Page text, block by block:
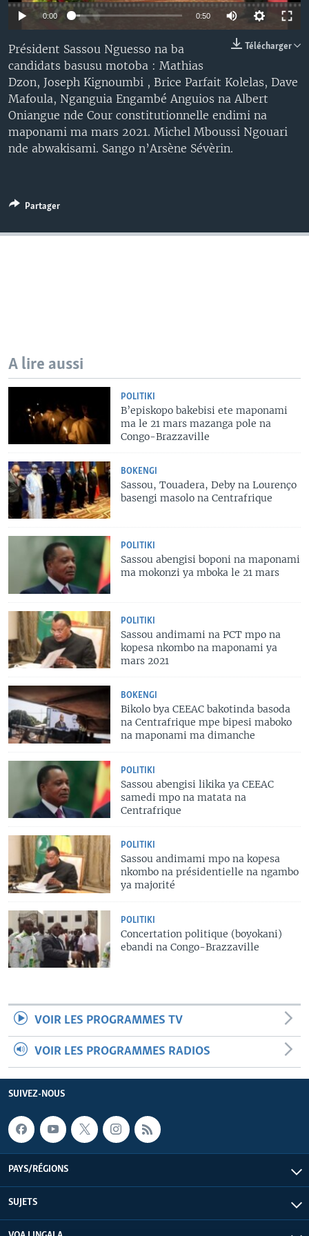
SÉCURITÉ
SPORTS
0:00 0:50
Télécharger
Président Sassou Nguesso na ba
candidats basusu motoba : Mathias
Dzon, Joseph Kignoumbi , Brice Parfait Kolelas, Dave
Mafoula, Nganguia Engambé Anguios na Albert
Oniangue nde Cour constitutionnelle endimi na
maponami ma mars 2021. Michel Mboussi Ngouari
nde abwakisami. Sango n’Arsène Sévèrin.
Partager
A lire aussi
POLITIKI
B’episkopo bakebisi ete maponami
ma le 21 mars mazanga pole na
Congo-Brazzaville
BOKENGI
Sassou, Touadera, Deby na Lourenço
basengi masolo na Centrafrique
POLITIKI
Sassou abengisi boponi na maponami
ma mokonzi ya mboka le 21 mars
POLITIKI
Sassou andimami na PCT mpo na
kopesa nkombo na maponami ya
mars 2021
BOKENGI
Bikolo bya CEEAC bakotinda basoda
na Centrafrique mpe bipesi maboko
na maponami ma dimanche
POLITIKI
Sassou abengisi likika ya CEEAC
samedi mpo na matata na
Centrafrique
POLITIKI
Sassou andimami mpo na kopesa
nkombo na présidentielle na ngambo
ya majorité
POLITIKI
Concertation politique (boyokani)
ebandi na Congo-Brazzaville
VOIR LES PROGRAMMES TV
VOIR LES PROGRAMMES RADIOS
SUIVEZ-NOUS
PAYS/RÉGIONS
SUJETS